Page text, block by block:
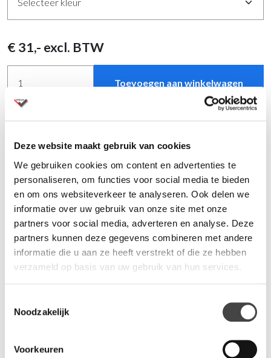
Deze website maakt gebruik van cookies
We gebruiken cookies om content en advertenties te
personaliseren, om functies voor social media te bieden
en om ons websiteverkeer te analyseren. Ook delen we
informatie over uw gebruik van onze site met onze
partners voor social media, adverteren en analyse. Deze
partners kunnen deze gegevens combineren met andere
informatie die u aan ze heeft verstrekt of die ze hebben
verzameld op basis van uw gebruik van hun services.
Noodzakelijk
Voorkeuren
€ 31,- excl. BTW
Toevoegen aan winkelwagen
Levertijd binnen 2 weken
Andere kleuren opaanvraagmet andere levertijden
Al ruim 80 jaar specialist in kantoormeubelen
Montage op aanvraag
Vraag een offerte aanvoor meerdere aantallen